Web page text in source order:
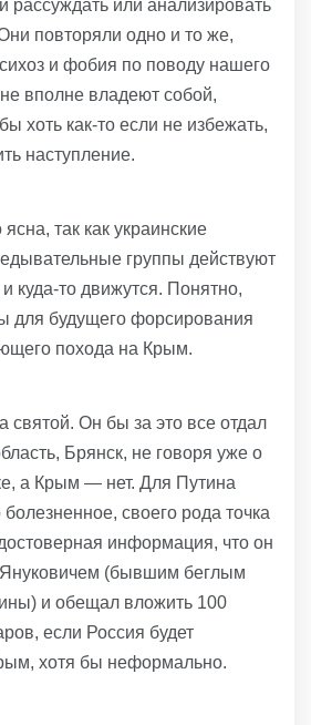
рассуждать или анализировать
повторяли одно и то же,
и фобия по поводу нашего
вполне владеют собой,
хоть как-то если не избежать,
наступление.
так как украинские
группы действуют
куда-то движутся. Понятно,
для будущего форсирования
похода на Крым.
Он бы за это все отдал
Брянск, не говоря уже о
а Крым — нет. Для Путина
своего рода точка
информация, что он
(бывшим беглым
и обещал вложить 100
если Россия будет
хотя бы неформально.